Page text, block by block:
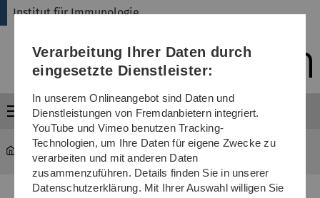
Direkt
Direkt
Direkt
(Sprache,
Drucken,
Media)
Direkt
Direkt
Institut für Immunologie
Menü
Institut für Immunologie Research
Verarbeitung Ihrer Daten durch
eingesetzte Dienstleister:
In unserem Onlineangebot sind Daten und
Dienstleistungen von Fremdanbietern integriert.
YouTube und Vimeo benutzen Tracking-
Technologien, um Ihre Daten für eigene Zwecke zu
verarbeiten und mit anderen Daten
zusammenzuführen. Details finden Sie in unserer
Datenschutzerklärung. Mit Ihrer Auswahl willigen Sie